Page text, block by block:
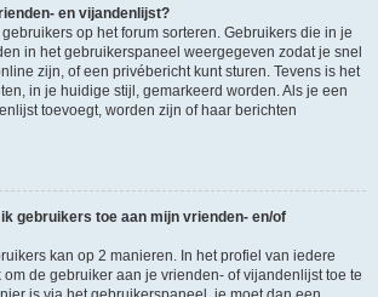
en vijandenlijst?
op het forum sorteren. Gebruikers die in je
in het gebruikerspaneel weergegeven zodat je snel
zijn, of een privébericht kunt sturen. Tevens is het
in je huidige stijl, gemarkeerd worden. Als je een
toevoegt, worden zijn of haar berichten
gebruikers toe aan mijn vrienden- en/of
kan op 2 manieren. In het profiel van iedere
de gebruiker aan je vrienden- of vijandenlijst toe te